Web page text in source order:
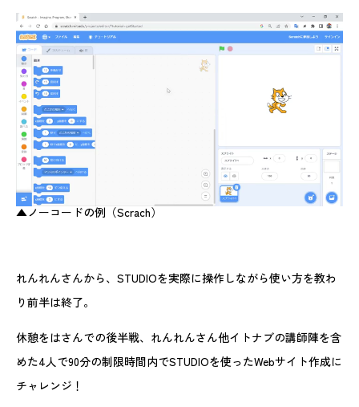
▲ノーコードの例（Scrach）
れんれんさんから、STUDIOを実際に操作しながら使い方を教わ
り前半は終了。
休憩をはさんでの後半戦、れんれんさん他イトナブの講師陣を含
めた4人で90分の制限時間内でSTUDIOを使ったWebサイト作成に
チャレンジ！